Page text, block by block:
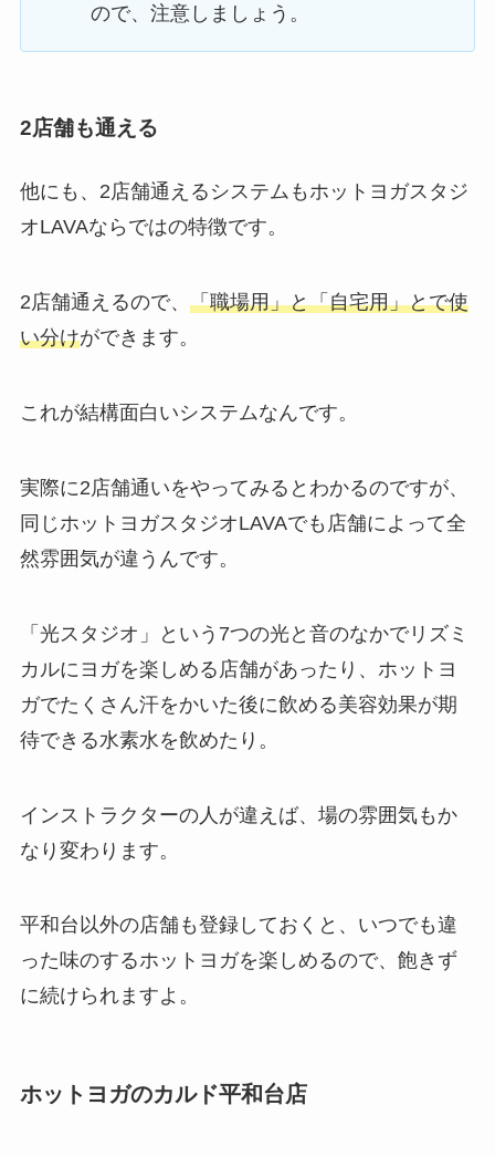
ので、注意しましょう。
2店舗も通える
他にも、2店舗通えるシステムもホットヨガスタジ
オLAVAならではの特徴です。
2店舗通えるので、 「職場用」と「自宅用」とで使
い分けができます。
これが結構面白いシステムなんです。
実際に2店舗通いをやってみるとわかるのですが、
同じホットヨガスタジオLAVAでも店舗によって全
然雰囲気が違うんです。
「光スタジオ」
という7つの光と音のなかでリズミ
カルにヨガを楽しめる店舗があったり、ホットヨ
ガでたくさん汗をかいた後に飲める美容効果が期
待できる水素水を飲めたり。
インストラクターの人が違えば、場の雰囲気もか
なり変わります。
平和台以外の店舗も登録しておくと、いつでも違
った味のするホットヨガを楽しめるので、飽きず
に続けられますよ。
ホットヨガのカルド平和台店